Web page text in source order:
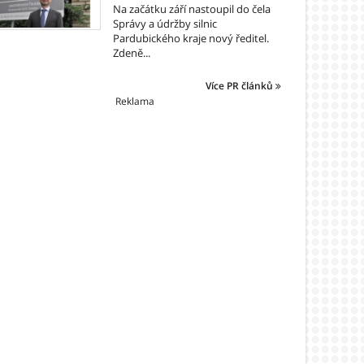
Na začátku září nastoupil do čela
Správy a údržby silnic
Pardubického kraje nový ředitel.
Zdeně...
Více PR článků
Reklama